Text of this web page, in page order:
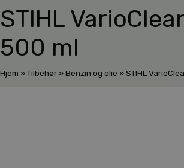
STIHL
500 ml
Hjem »Tilbehør»Benzin og olie »STIHL